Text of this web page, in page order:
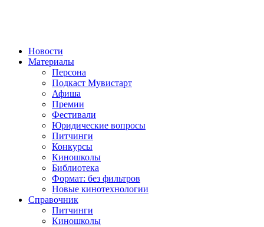
Новости
Материалы
Персона
Подкаст Мувистарт
Афиша
Премии
Фестивали
Юридические вопросы
Питчинги
Конкурсы
Киношколы
Библиотека
Формат: без фильтров
Новые кинотехнологии
Справочник
Питчинги
Киношколы